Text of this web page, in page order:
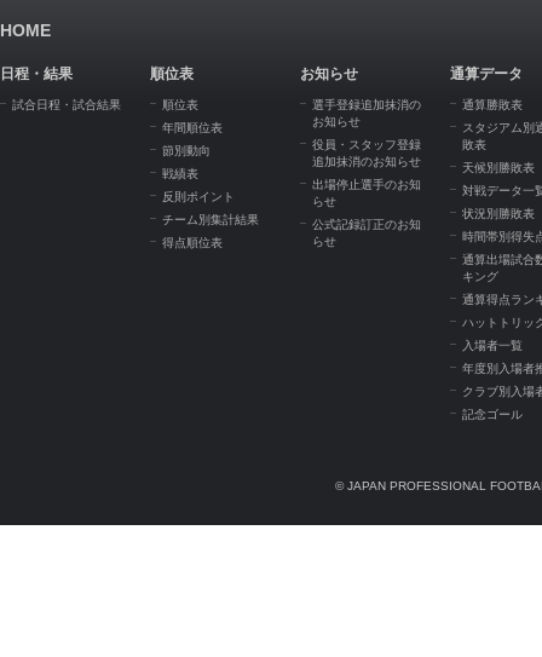
HOME
日程・結果
試合日程・試合結果
順位表
順位表
年間順位表
節別動向
戦績表
反則ポイント
チーム別集計結果
得点順位表
お知らせ
選手登録追加抹消の
お知らせ
役員・スタッフ登録
追加抹消のお知らせ
出場停止選手のお知
らせ
公式記録訂正のお知
らせ
通算データ
通算勝敗表
スタジアム別
敗表
天候別勝敗表
対戦データ一
状況別勝敗表
時間帯別得失
通算出場試合
キング
通算得点ラン
ハットトリッ
入場者一覧
年度別入場者
クラブ別入場
記念ゴール
© JAPAN PROFESSIONAL